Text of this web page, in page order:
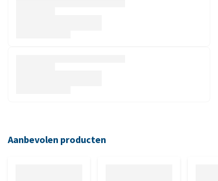
Aanbevolen producten